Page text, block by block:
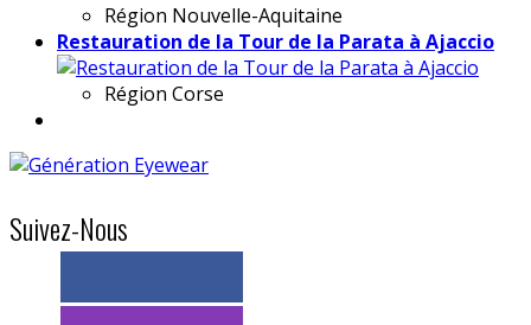
Région Nouvelle-Aquitaine
Restauration de la Tour de la Parata à Ajaccio
Région Corse
Suivez-Nous
> 11k abonnés